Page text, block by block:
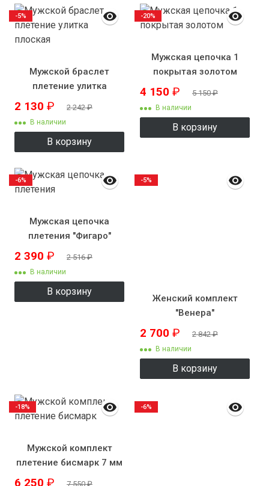
Мужской браслет
плетение улитка
плоская
2 130 ₽ 2 242₽
В наличии
В корзину
-5%
Мужская цепочка 1
покрытая золотом
4 150 ₽ 5 150₽
В наличии
В корзину
-20%
Мужская цепочка
плетения "Фигаро"
2 390 ₽ 2 516₽
В наличии
В корзину
-6%
Женский комплект
"Венера"
2 700 ₽ 2 842₽
В наличии
В корзину
-5%
Мужской комплект
плетение бисмарк 7 мм
6 250 ₽ 7 550₽
-18% -6%